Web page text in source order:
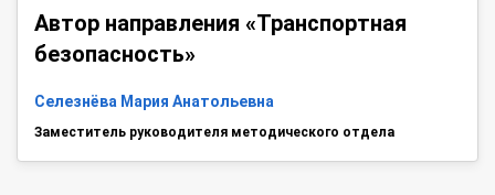
Автор направления «Транспортная
безопасность»
Селезнёва Мария Анатольевна
Заместитель руководителя методического отдела